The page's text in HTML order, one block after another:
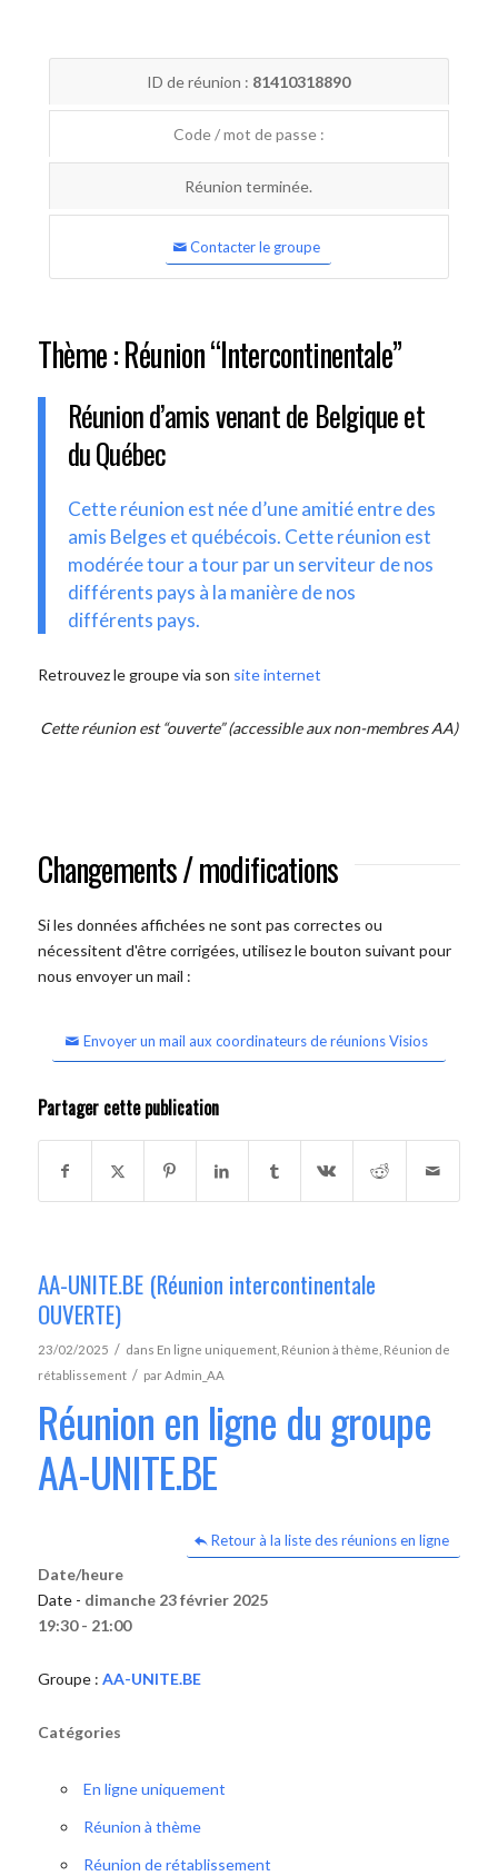
ID de réunion : 81410318890
Code / mot de passe :
Réunion terminée.
Contacter le groupe
Thème : Réunion “Intercontinentale”
Réunion d’amis venant de Belgique et
du Québec
Cette réunion est née d’une amitié entre des
amis Belges et québécois. Cette réunion est
modérée tour a tour par un serviteur de nos
différents pays à la manière de nos
différents pays.
Retrouvez le groupe via son site internet
Cette réunion est “ouverte” (accessible aux non-membres AA)
Changements / modifications
Si les données affichées ne sont pas correctes ou
nécessitent d'être corrigées, utilisez le bouton suivant pour
nous envoyer un mail :
Envoyer un mail aux coordinateurs de réunions Visios
Partager cette publication
AA-UNITE.BE (Réunion intercontinentale
OUVERTE)
23/02/2025 / dans En ligne uniquement, Réunion à thème Réunion de
rétablissement / parAdmin_AA
Réunion en ligne du groupe
AA-UNITE.BE
Retour à la liste des réunions en ligne
Date/heure
Date - dimanche 23 février 2025
19:30 - 21:00
Groupe : AA-UNITE.BE
Catégories
En ligne uniquement
Réunion à thème
Réunion de rétablissement